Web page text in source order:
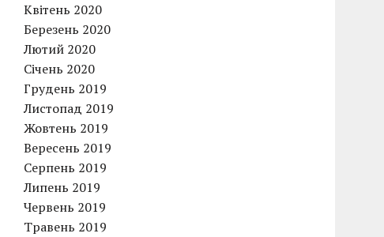
Квітень 2020
Березень 2020
Лютий 2020
Січень 2020
Грудень 2019
Листопад 2019
Жовтень 2019
Вересень 2019
Серпень 2019
Липень 2019
Червень 2019
Травень 2019